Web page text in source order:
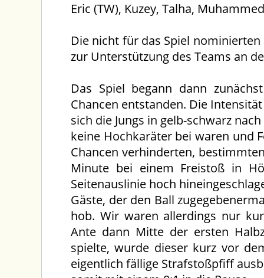
Eric (TW), Kuzey, Talha,
Die nicht für das Spiel
zur Unterstützung des Teams an
Das Spiel begann dann
Chancen entstanden. Die
sich die Jungs in gelb-schwarz
keine Hochkaräter bei waren und
Chancen verhinderten,
Minute bei einem Freistoß in
Seitenauslinie hoch
Gäste, der den Ball
hob. Wir waren allerdings nur
Ante dann Mitte der ersten
spielte, wurde dieser kurz vor
eigentlich fällige Strafstoßpfiff